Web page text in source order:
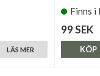
LÄS MER
Finns i
99 SEK
KÖP